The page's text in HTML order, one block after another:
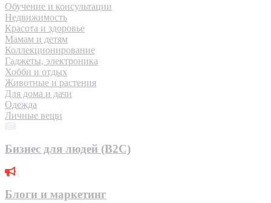
Обучение и консультации
Недвижимость
Красота и здоровье
Мамам и детям
Коллекционирование
Гаджеты, электроника
Хобби и отдых
Животные и растения
Для дома и дачи
Одежда
Личные вещи
Бизнес для людей (B2C)
Блоги и маркетинг